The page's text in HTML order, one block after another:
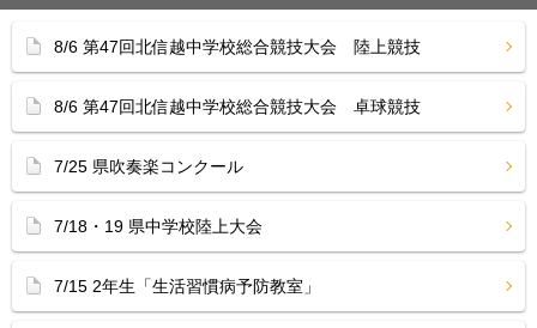
8/6 第47回北信越中学校総合競技大会 陸上競技
8/6 第47回北信越中学校総合競技大会 卓球競技
7/25 県吹奏楽コンクール
7/18・19 県中学校陸上大会
7/15 2年生「生活習慣病予防教室」